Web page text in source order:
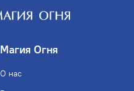
Магия Огня
О нас